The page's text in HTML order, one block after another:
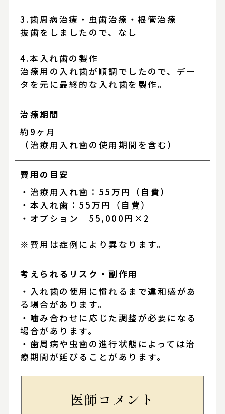
3.歯周病治療・虫歯治療・根管治療
抜歯をしましたので、なし
4.本入れ歯の製作
治療用の入れ歯が順調でしたので、デー
タを元に最終的な入れ歯を製作。
治療期間
約9ヶ月
（治療用入れ歯の使用期間を含む）
費用の目安
・治療用入れ歯：55万円（自費）
・本入れ歯：55万円（自費）
・オプション 55,000円×2
※費用は症例により異なります。
考えられるリスク・副作用
・入れ歯の使用に慣れるまで違和感があ
る場合があります。
・噛み合わせに応じた調整が必要になる
場合があります。
・歯周病や虫歯の進行状態によっては治
療期間が延びることがあります。
医師コメント